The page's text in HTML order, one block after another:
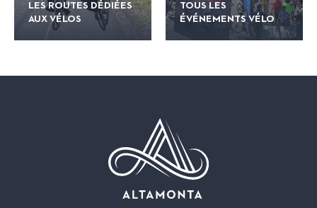
LES ROUTES DÉDIÉES
AUX VÉLOS
TOUS LES
ÉVÉNEMENTS VÉLO